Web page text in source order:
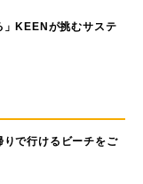
」KEENが挑むサステ
で行けるビーチをご